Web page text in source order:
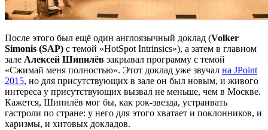
После этого был ещё один англоязычный доклад (Volker
Simonis (SAP) с темой «HotSpot Intrinsics»), а затем в главном
зале Алексей Шипилёв закрывал программу с темой
«Сжимай меня полностью». Этот доклад уже звучал на JPoint
2015, но для присутствующих в зале он был новым, и живого
интереса у присутствующих вызвал не меньше, чем в Москве.
Кажется, Шипилёв мог бы, как рок-звезда, устраивать
гастроли по стране: у него для этого хватает и поклонников, и
харизмы, и хитовых докладов.